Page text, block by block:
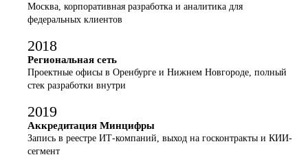
Москва, корпоративная разработка и аналитика для
федеральных клиентов
2018
Региональная сеть
Проектные офисы в Оренбурге и Нижнем Новгороде, полный
стек разработки внутри
2019
Аккредитация Минцифры
Запись в реестре ИТ-компаний, выход на госконтракты и КИИ-
сегмент